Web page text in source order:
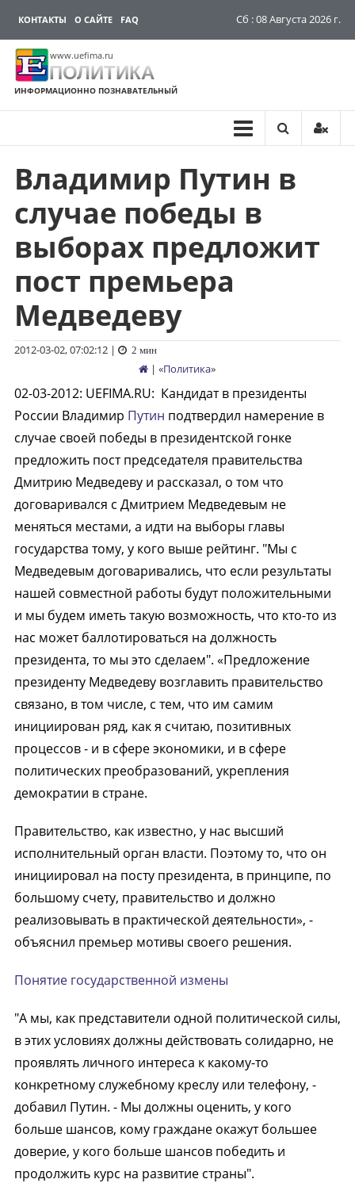
КОНТАКТЫ О САЙТЕ FAQ Сб : 08 Августа 2026 г.
www.uefima.ru
ПОЛИТИКА
ИНФОРМАЦИОННО ПОЗНАВАТЕЛЬНЫЙ
Перейти
содержимому
Владимир Путин в
случае победы в
выборах предложит
пост премьера
Медведеву
2012-03-02, 07:02:12| 2 мин
| «Политика»
02-03-2012: UEFIMA.RU: Кандидат в президенты
России Владимир Путин подтвердил намерение в
случае своей победы в президентской гонке
предложить пост председателя правительства
Дмитрию Медведеву и рассказал, о том что
договаривался с Дмитрием Медведевым не
меняться местами, а идти на выборы главы
государства тому, у кого выше рейтинг. "Мы с
Медведевым договаривались, что если результаты
нашей совместной работы будут положительными
и мы будем иметь такую возможность, что кто-то из
нас может баллотироваться на должность
президента, то мы это сделаем". «Предложение
президенту Медведеву возглавить правительство
связано, в том числе, с тем, что им самим
инициирован ряд, как я считаю, позитивных
процессов - и в сфере экономики, и в сфере
политических преобразований, укрепления
демократии в стране.
Правительство, как известно, у нас высший
исполнительный орган власти. Поэтому то, что он
инициировал на посту президента, в принципе, по
большому счету, правительство и должно
реализовывать в практической деятельности», -
объяснил премьер мотивы своего решения.
Понятие государственной измены
"А мы, как представители одной политической силы,
в этих условиях должны действовать солидарно, не
проявлять личного интереса к какому-то
конкретному служебному креслу или телефону, -
добавил Путин. - Мы должны оценить, у кого
больше шансов, кому граждане окажут большее
доверие, у кого больше шансов победить и
продолжить курс на развитие страны".